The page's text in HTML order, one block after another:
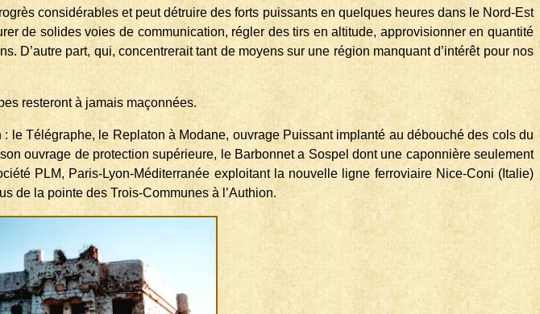
considérables et peut détruire des forts puissants en quelques heures dans le Nord-Est
de solides voies de communication, régler des tirs en altitude, approvisionner en quantité
D’autre part, qui, concentrerait tant de moyens sur une région man­quant d’intérêt pour nos
resteront à jamais maçonnées.
le Télégraphe, le Replaton à Modane, ouvrage Puissant implanté au débouché des cols du
ouvrage de protection supérieure, le Barbonnet a Sospel dont une caponnière seulement
PLM, Paris-Lyon-Méditerranée exploitant la nouvelle ligne ferroviaire Nice-Coni (Italie)
de la pointe des Trois-Communes à l’Authion.